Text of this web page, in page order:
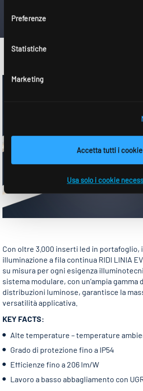
Preferenze
Statistiche
Marketing
Accetta tutti i cookie
Usa solo i cookie
Con oltre 3.000 inserti led in portafoglio,
illuminazione a fila continua RIDI LINIA
su misura per ogni esigenza
sistema modulare, con un’ampia gamma
distribuzioni luminose, garantisce la
versatilità applicativa.
KEY FACTS:
Alte temperature – temperature
Grado di protezione fino a IP54
Efficienze fino a 206 lm/W
Lavoro a basso abbagliamento con